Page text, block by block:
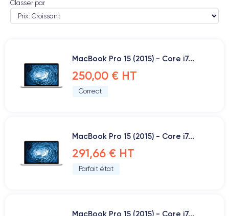
Classer par
MacBook Pro 15 (2015) - Core i7...
250,00 € HT
Correct
MacBook Pro 15 (2015) - Core i7...
291,66 € HT
Parfait état
MacBook Pro 15 (2015) - Core i7...